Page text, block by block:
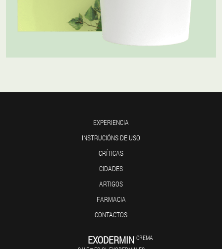
EXPERIENCIA
INSTRUCIÓNS DE USO
CRÍTICAS
CIDADES
ARTIGOS
FARMACIA
CONTACTOS
EXODERMIN CREMA